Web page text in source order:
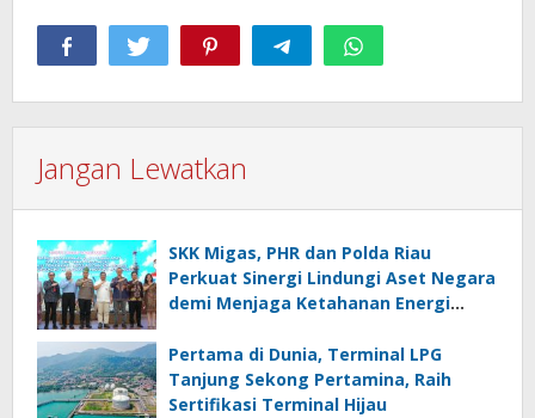
Jangan Lewatkan
SKK Migas, PHR dan Polda Riau
Perkuat Sinergi Lindungi Aset Negara
demi Menjaga Ketahanan Energi
Pertama di Dunia, Terminal LPG
Tanjung Sekong Pertamina, Raih
Sertifikasi Terminal Hijau